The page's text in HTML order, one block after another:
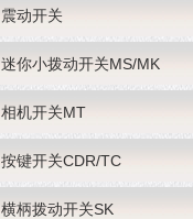
震动开关
迷你小拨动开关MS/MK
相机开关MT
按键开关CDR/TC
横柄拨动开关SK